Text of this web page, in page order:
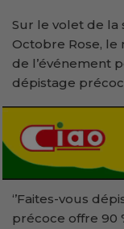
Sur le volet de la
Octobre Rose,
de l’événement
dépistage
‘’Faites-vous
précoce offre 90